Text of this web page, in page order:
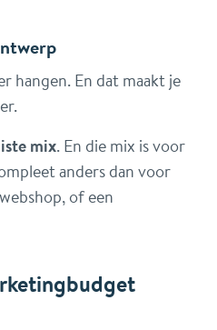
hangen. En dat maakt je
mix. En die mix is voor
anders dan voor
of een